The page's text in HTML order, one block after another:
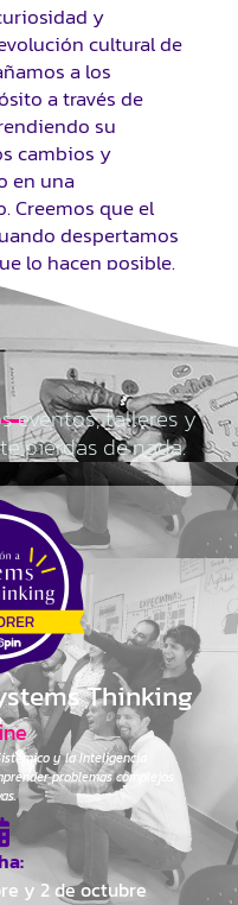
y
cultural de
a los
a través de
su
cambios y
en una
Creemos que el
despertamos
lo hacen posible.
eventos, talleres y
pierdas de nada.
Thinking
y la Inteligencia
problemas complejos
y 2 de octubre